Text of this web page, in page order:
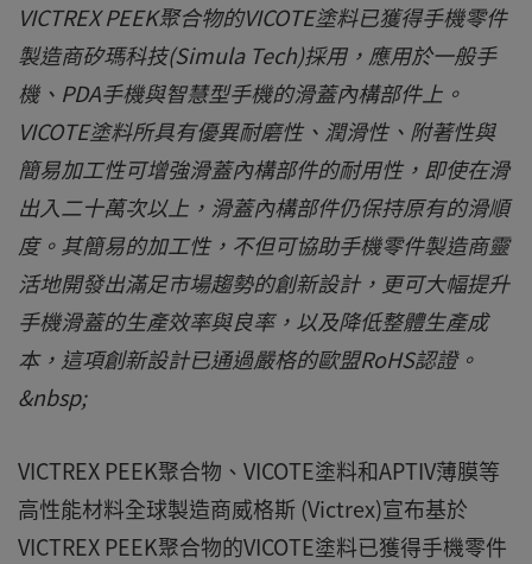
VICTREX PEEK聚合物的VICOTE塗料已獲得手機零件
製造商矽瑪科技(Simula Tech)採用，應用於一般手
機、PDA手機與智慧型手機的滑蓋內構部件上。
VICOTE塗料所具有優異耐磨性、潤滑性、附著性與
簡易加工性可增強滑蓋內構部件的耐用性，即使在滑
出入二十萬次以上，滑蓋內構部件仍保持原有的滑順
度。其簡易的加工性，不但可協助手機零件製造商靈
活地開發出滿足市場趨勢的創新設計，更可大幅提升
手機滑蓋的生產效率與良率，以及降低整體生產成
本，這項創新設計已通過嚴格的歐盟RoHS認證。
&nbsp;
VICTREX PEEK聚合物、VICOTE塗料和APTIV薄膜等
高性能材料全球製造商威格斯 (Victrex)宣布基於
VICTREX PEEK聚合物的VICOTE塗料已獲得手機零件